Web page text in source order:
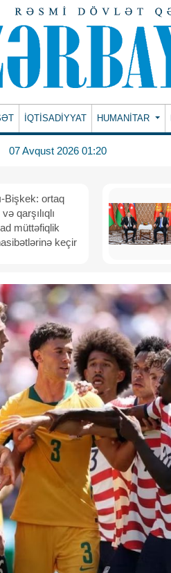
İQTİSADİYYAT HUMANITAR
07 Avqust 2026 01:20
Bişkek: ortaq
qarşılıqlı
müttəfiqlik
keçir